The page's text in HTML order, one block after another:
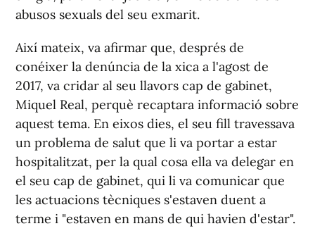
abusos sexuals del seu exmarit.
Així mateix, va afirmar que, després de
conéixer la denúncia de la xica a l'agost de
2017, va cridar al seu llavors cap de gabinet,
Miquel Real, perquè recaptara informació sobre
aquest tema. En eixos dies, el seu fill travessava
un problema de salut que li va portar a estar
hospitalitzat, per la qual cosa ella va delegar en
el seu cap de gabinet, qui li va comunicar que
les actuacions tècniques s'estaven duent a
terme i "estaven en mans de qui havien d'estar".